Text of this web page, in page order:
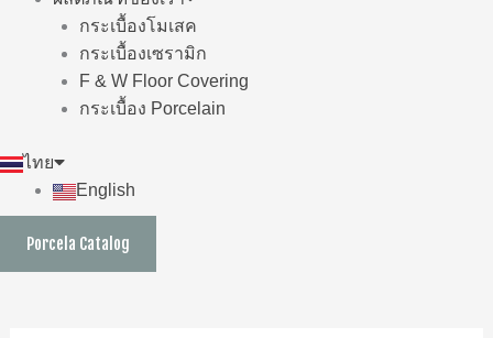
กระเบื้องโมเสค
กระเบื้องเซรามิก
F & W Floor Covering
กระเบื้อง Porcelain
ไทย
English
Porcela Catalog